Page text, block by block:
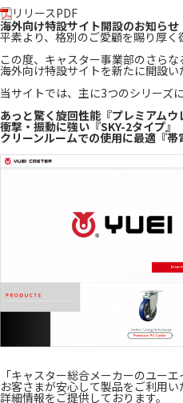
リリースPDF
海外向け特設サイト開設のお知らせ
平素より、格別のご愛顧を賜り厚く
この度、キャスター事業部のさらな
海外向け特設サイトを新たに開設い
当サイトでは、主に3つのシリーズ
あっと驚く旋回性能『プレミアムウ
衝撃・振動に強い『SKY-2タイプ』
クリーンルームでの使用に最適『帯
「キャスター総合メーカーのユーエ
お客さまが安心して製品をご利用い
詳細情報をご提供しております。